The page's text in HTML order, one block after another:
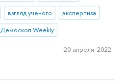
взгляд ученого
экспертиза
Демоскоп Weekly
20 апреля 2022